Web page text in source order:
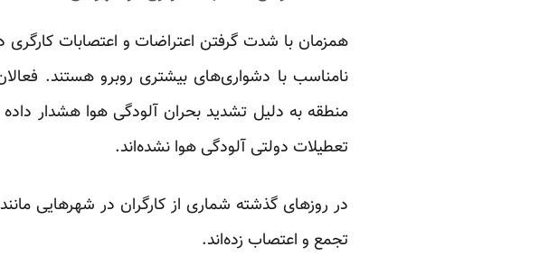
همزمان با شدت گرفتن اعتراضات و اعتصابات
نا‌مناسب با دشواری‌های بیشتری روبرو هستند.
منطقه به دلیل تشدید بحران آلودگی‌ هوا هشدار داده
تعطیلات دولتی آلودگی هوا نشده‌اند.
در روزهای گذشته شماری از کارگران در شهرهایی
تجمع و اعتصاب زده‌اند.